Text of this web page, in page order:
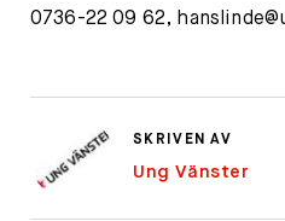
0736-22 09 62,
SKRIVEN AV
Ung Vänster